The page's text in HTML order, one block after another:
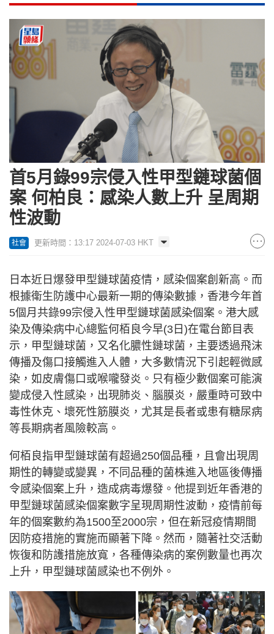
首5月錄99宗侵入性甲型鏈球菌個
案 何柏良：感染人數上升 呈周期
性波動
社會 更新時間：13:17 2024-07-03 HKT
日本近日爆發甲型鏈球菌疫情，感染個案創新高。而
根據衛生防護中心最新一期的傳染數據，香港今年首
5個月共錄99宗侵入性甲型鏈球菌感染個案。港大感
染及傳染病中心總監何栢良今早(3日)在電台節目表
示，甲型鏈球菌，又名化膿性鏈球菌，主要透過飛沫
傳播及傷口接觸進入人體，大多數情況下引起輕微感
染，如皮膚傷口或喉嚨發炎。只有極少數個案可能演
變成侵入性感染，出現肺炎、腦膜炎，嚴重時可致中
毒性休克、壞死性筋膜炎，尤其是長者或患有糖尿病
等長期病者風險較高。
何栢良指甲型鏈球菌有超過250個品種，且會出現周
期性的轉變或變異，不同品種的菌株進入地區後傳播
令感染個案上升，造成病毒爆發。他提到近年香港的
甲型鏈球菌感染個案數字呈現周期性波動，疫情前每
年的個案數約為1500至2000宗，但在新冠疫情期間
因防疫措施的實施而顯著下降。然而，隨著社交活動
恢復和防護措施放寬，各種傳染病的案例數量也再次
上升，甲型鏈球菌感染也不例外。